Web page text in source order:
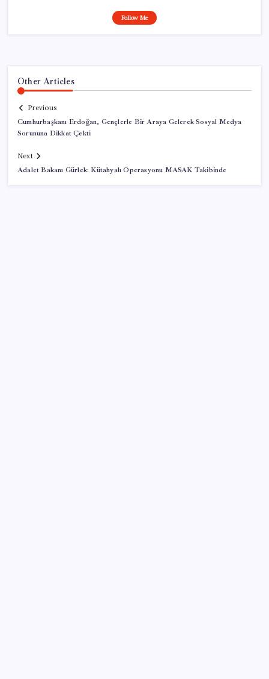
Follow Me
Other Articles
Previous
Cumhurbaşkanı Erdoğan, Gençlerle Bir Araya Gelerek Sosyal Medya
Sorununa Dikkat Çekti
Next
Adalet Bakanı Gürlek: Kütahyalı Operasyonu MASAK Takibinde